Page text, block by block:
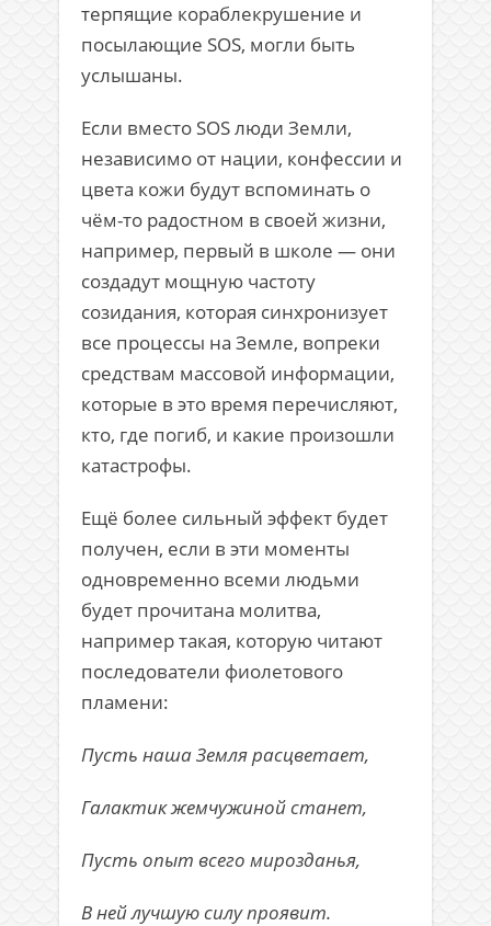
терпящие кораблекрушение и
посылающие SOS, могли быть
услышаны.
Если вместо SOS люди Земли,
независимо от нации, конфессии и
цвета кожи будут вспоминать о
чём-то радостном в своей жизни,
например, первый в школе — они
создадут мощную частоту
созидания, которая синхронизует
все процессы на Земле, вопреки
средствам массовой информации,
которые в это время перечисляют,
кто, где погиб, и какие произошли
катастрофы.
Ещё более сильный эффект будет
получен, если в эти моменты
одновременно всеми людьми
будет прочитана молитва,
например такая, которую читают
последователи фиолетового
пламени:
Пусть наша Земля расцветает,
Галактик жемчужиной станет,
Пусть опыт всего мирозданья,
В ней лучшую силу проявит.